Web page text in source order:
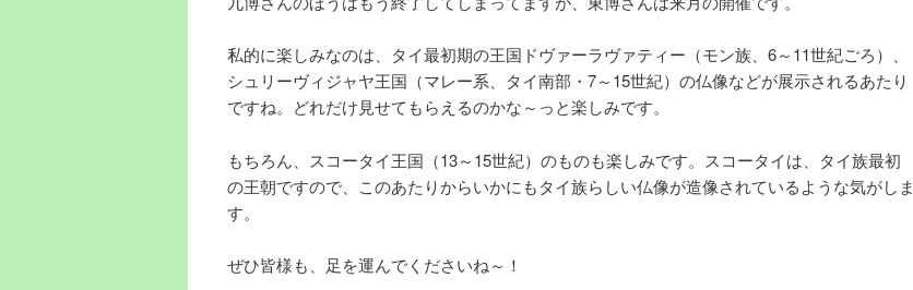
私的に楽しみなのは、タイ最初期の王国ドヴァーラヴァティー（モン族、6～11世紀ごろ）、
シュリーヴィジャヤ王国（マレー系、タイ南部・7～15世紀）の仏像などが展示されるあたり
ですね。どれだけ見せてもらえるのかな～っと楽しみです。
もちろん、スコータイ王国（13～15世紀）のものも楽しみです。スコータイは、タイ族最初
の王朝ですので、このあたりからいかにもタイ族らしい仏像が造像されているような気がしま
す。
ぜひ皆様も、足を運んでくださいね～！